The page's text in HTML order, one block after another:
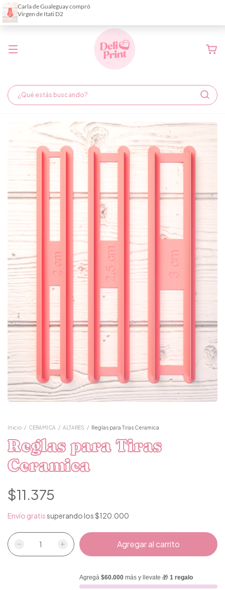
Demora de fabricación hasta 6 días hábiles
Inicio / CERAMICA / ALTARES / Reglas para Tiras Ceramica
Reglas para Tiras
Ceramica
$11.375
Envío gratissuperando los$120.000
Agregá $60.000más y llevate 🎁 1 regalo